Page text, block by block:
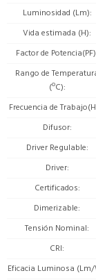
Luminosidad (Lm)
Vida estimada (H)
Factor de Potencia(PF)
Rango de
(ºC)
Frecuencia de
Difusor
Driver Regulable
Driver
Certificados
Dimerizable
Tensión Nominal
CRI
Eficacia Luminosa (Lm/